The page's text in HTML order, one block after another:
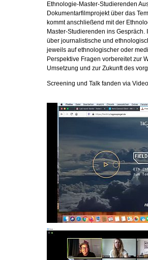
Ethnologie-Master-Studierenden
Dokumentarfilmprojekt über das
kommt anschließend mit der
Master-Studierenden ins
über journalistische und
jeweils auf ethnologischer oder
Perspektive Fragen vorbereitet zur
Umsetzung und zur Zukunft des
Screening und Talk fanden via